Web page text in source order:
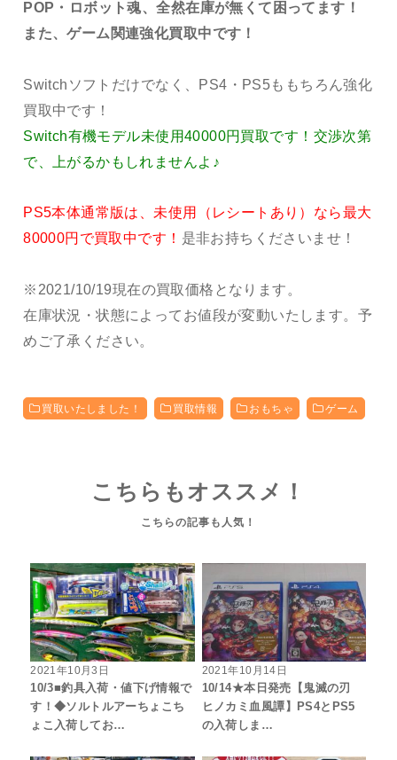
POP・ロボット魂、全然在庫が無くて困ってます！
また、ゲーム関連強化買取中です！
Switchソフトだけでなく、PS4・PS5ももちろん強化
買取中です！
Switch有機モデル未使用40000円買取です！交渉次第
で、上がるかもしれませんよ♪
PS5本体通常版は、未使用（レシートあり）なら最大
80000円で買取中です！ 是非お持ちくださいませ！
※2021/10/19現在の買取価格となります。
在庫状況・状態によってお値段が変動いたします。予
めご了承ください。
買取いたしました！ 買取情報 おもちゃ ゲーム
こちらもオススメ！
2021年10月3日
10/3■釣具入荷・値下げ情報で
す！◆ソルトルアーちょこち
ょこ入荷してお…
2021年10月14日
10/14★本日発売【鬼滅の刃
ヒノカミ血風譚】PS4とPS5
の入荷しま…